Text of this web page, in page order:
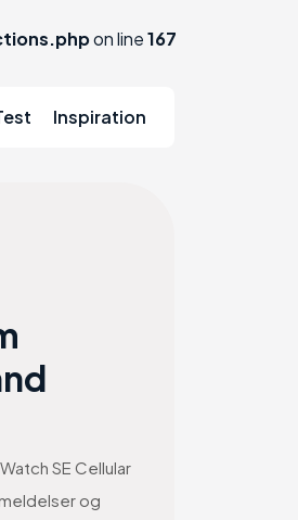
on line167
Inspiration
SE Cellular
og